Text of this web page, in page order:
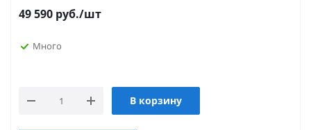
49 590 руб./шт
Много
В корзину